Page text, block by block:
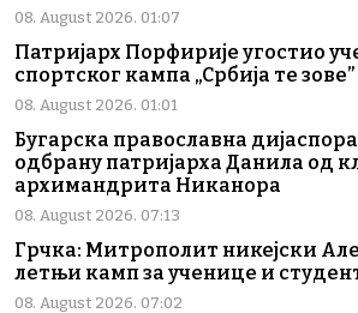
08. August 2026. 01:07
Патријарх Порфирије угостио
спортског кампа „Србија те зове”
08. August 2026. 01:01
Бугарска православна
одбрану патријарха Данила од
архимандрита Никанора
08. August 2026. 07:13
Грчка: Митрополит никејски
летњи камп за ученице и
08. August 2026. 07:02